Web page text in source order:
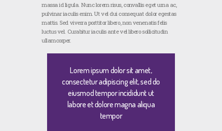
massa id ligula. Nunc lorem risus, convallis eget urna ac,
pulvinar iaculis enim. Ut vel dui consequat dolor egestas
mattis. Sed viverra porttitor libero, non venenatis felis
luctus vel. Curabitur iaculis ante vel libero sollicitudin
ullamcorper.
Lorem ipsum dolor sit amet,
consectetur adipiscing elit, sed do
eiusmod tempor incididunt ut
labore et dolore magna aliqua
tempor